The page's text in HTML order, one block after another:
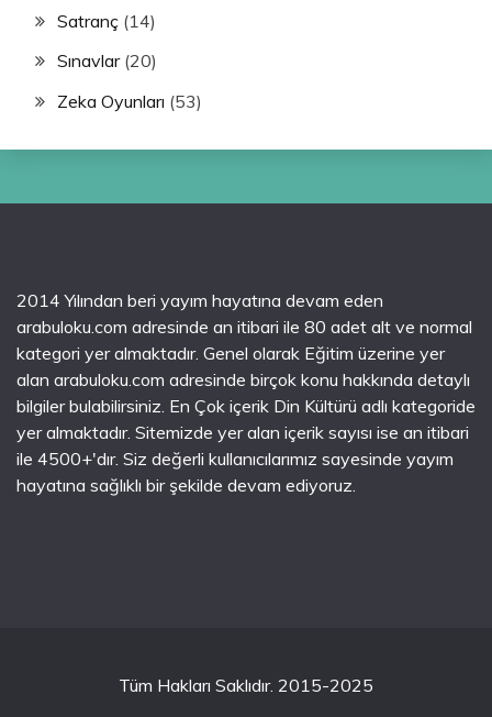
Satranç (14)
Sınavlar(20)
Zeka Oyunları (53)
2014 Yılından beri yayım hayatına devam eden
arabuloku.com adresinde an itibari ile 80 adet alt ve normal
kategori yer almaktadır. Genel olarak Eğitim üzerine yer
alan arabuloku.com adresinde birçok konu hakkında detaylı
bilgiler bulabilirsiniz. En Çok içerik Din Kültürü adlı kategoride
yer almaktadır. Sitemizde yer alan içerik sayısı ise an itibari
ile 4500+'dır. Siz değerli kullanıcılarımız sayesinde yayım
hayatına sağlıklı bir şekilde devam ediyoruz.
Tüm Hakları Saklıdır. 2015-2025